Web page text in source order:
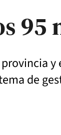
95
de